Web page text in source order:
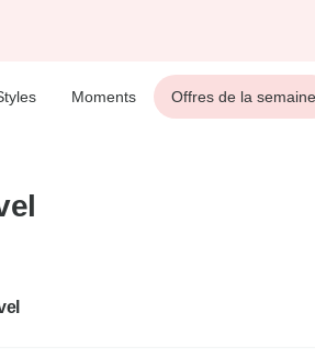
Moments Offres de la semaine